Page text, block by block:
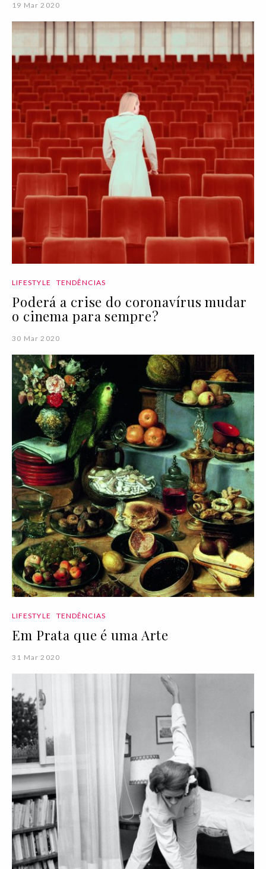
19 Mar 2020
LIFESTYLE TENDÊNCIAS
Poderá a crise do coronavírus mudar
o cinema para sempre?
30 Mar 2020
LIFESTYLE TENDÊNCIAS
Em Prata que é uma Arte
31 Mar 2020